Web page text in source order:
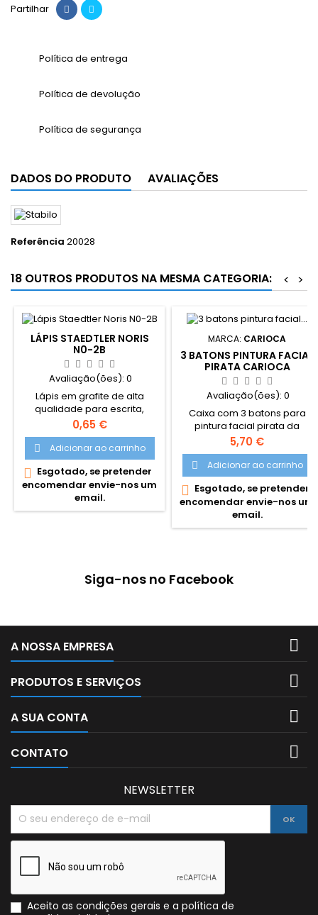
Partilhar
Política de entrega
Política de devolução
Política de segurança
DADOS DO PRODUTO AVALIAÇÕES
Referência 20028
18 OUTROS PRODUTOS NA MESMA CATEGORIA: >
<
LÁPIS STAEDTLER NORIS
N0-2B
Avaliação(ões): 0
Lápis em grafite de alta
qualidade para escrita,
desenho e esboço. Ideal
para utilizar na escola e no
escritório. Especialmente
resistente à quebra devido à
super-mina. Até 5 graus
Madeira certificada
procedente de florestas de
gestão sustentável.
Preço
0,65 €
 Adicionar ao carrinho
 Esgotado, se pretender
encomendar envie-nos um
email.
MARCA: CARIOCA
3 BATONS PINTURA FACIAL
PIRATA CARIOCA
Avaliação(ões): 0
Caixa com 3 batons para
pintura facial pirata da
marca italiana Carioca.
Preço
5,70 €
 Adicionar ao carrinho
 Esgotado, se pretender
encomendar envie-nos um
email.
Siga-nos no Facebook
A NOSSA EMPRESA 
PRODUTOS E SERVIÇOS 
A SUA CONTA 
CONTATO 
NEWSLETTER
Aceito as condições gerais e a política de